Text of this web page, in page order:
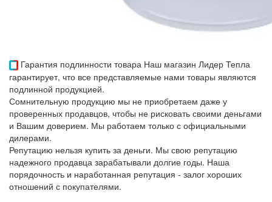
Гарантия подлинности товара Наш магазин Лидер Тепла
гарантирует, что все представляемые нами товары являются
подлинной продукцией.
Сомнительную продукцию мы не приобретаем даже у
проверенных продавцов, чтобы не рисковать своими деньгами
и Вашим доверием. Мы работаем только с официальными
дилерами.
Репутацию нельзя купить за деньги. Мы свою репутацию
надежного продавца зарабатывали долгие годы. Наша
порядочность и наработанная репутация - залог хороших
отношений с покупателями.